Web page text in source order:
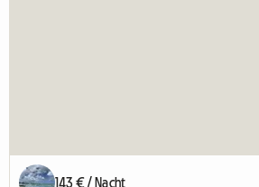
143 € / Nacht